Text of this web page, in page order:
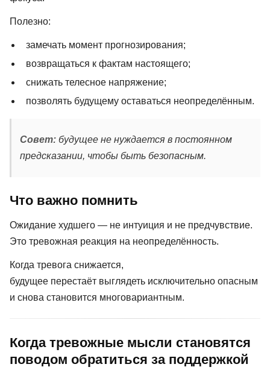
Полезно:
замечать момент прогнозирования;
возвращаться к фактам настоящего;
снижать телесное напряжение;
позволять будущему оставаться неопределённым.
Совет: будущее не нуждается в постоянном
предсказании, чтобы быть безопасным.
Что важно помнить
Ожидание худшего — не интуиция и не предчувствие.
Это тревожная реакция на неопределённость.
Когда тревога снижается,
будущее перестаёт выглядеть исключительно опасным
и снова становится многовариантным.
Когда тревожные мысли становятся
поводом обратиться за поддержкой